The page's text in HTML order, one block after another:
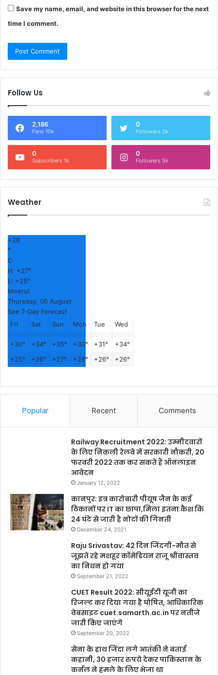
Save my name, email, and website in this browser for the next
time I comment.
Follow Us
2,186
Fans 10k
0
Followers 2k
0
Subscribers 1k
0
Followers 5k
Weather
+26
°
C
H: +27°
L: +25°
Meerut
Thursday, 06 August
See 7-Day Forecast
Fri
Sat Sun Mon Tue Wed
+30° +34° +35° +33° +31° +34°
+25° +26° +27° +28° +26° +26°
Popular Recent Comments
Railway Recruitment 2022: उम्मीदवारों
के लिए निकली रेलवे में सरकारी नौकरी, 20
फरवरी 2022 तक कर सकते हैं ऑनलाइन
आवेदन
January 12, 2022
कानपुर: इत्र कारोबारी पीयूष जैन के कई
ठिकानों पर IT का छापा,मिला इतना कैश कि
24 घंटे से जारी है नोटों की गिनती
December 24, 2021
Raju Srivastav: 42 दिन जिंदगी-मौत से
जूझते रहे मशहूर कॉमेडियन राजू श्रीवास्तव
का निधन हो गया
September 21, 2022
CUET Result 2022: सीयूईटी यूजी का
रिजल्ट कर दिया गया है घोषित, आधिकारिक
वेबसाइट cuet.samarth.ac.in पर नतीजे
जारी किए जाएंगे
September 20, 2022
सेना के हाथ जिंदा लगे आतंकी ने बताई
कहानी, 30 हजार रुपये देकर पाकिस्तान के
कर्नल ने हमले के लिए भेजा था